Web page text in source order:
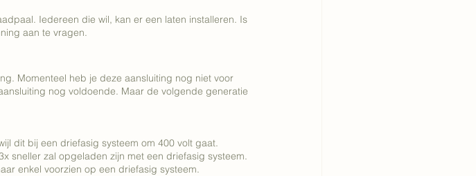
Iedereen die wil, kan er een laten installeren. Is
aan te vragen.
Momenteel heb je deze aansluiting nog niet voor
nog voldoende. Maar de volgende generatie
dit bij een driefasig systeem om 400 volt gaat.
sneller zal opgeladen zijn met een driefasig systeem.
enkel voorzien op een driefasig systeem.